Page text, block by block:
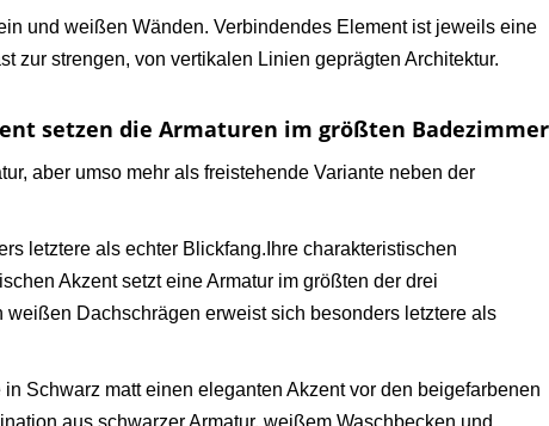
und weißen Wänden. Verbindendes Element ist jeweils eine
zur strengen, von vertikalen Linien geprägten Architektur.
setzen die Armaturen im größten Badezimmer
aber umso mehr als freistehende Variante neben der
letztere als echter Blickfang. Ihre charakteristischen
Akzent setzt eine Armatur im größten der drei
Dachschrägen erweist sich besonders letztere als
Schwarz matt einen eleganten Akzent vor den beigefarbenen